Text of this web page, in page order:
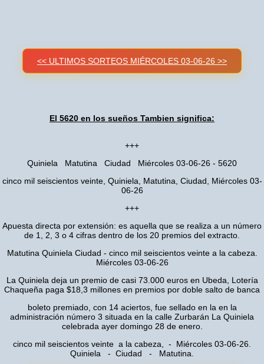
<< ULTIMOS SORTEOS MIÉRCOLES 03-06-26 >>
El 5620 en los sueños Tambien significa:
+++
Quiniela Matutina Ciudad Miércoles 03-06-26 - 5620
cinco mil seiscientos veinte, Quiniela, Matutina, Ciudad, Miércoles 03-
06-26
+++
Apuesta directa por extensión: es aquella que se realiza a un número
de 1, 2, 3 o 4 cifras dentro de los 20 premios del extracto.
Matutina Quiniela Ciudad - cinco mil seiscientos veinte a la cabeza.
Miércoles 03-06-26
La Quiniela deja un premio de casi 73.000 euros en Ubeda, Lotería
Chaqueña paga $18,3 millones en premios por doble salto de banca
boleto premiado, con 14 aciertos, fue sellado en la en la
administración número 3 situada en la calle Zurbarán La Quiniela
celebrada ayer domingo 28 de enero.
cinco mil seiscientos veinte a la cabeza, - Miércoles 03-06-26.
Quiniela - Ciudad - Matutina.